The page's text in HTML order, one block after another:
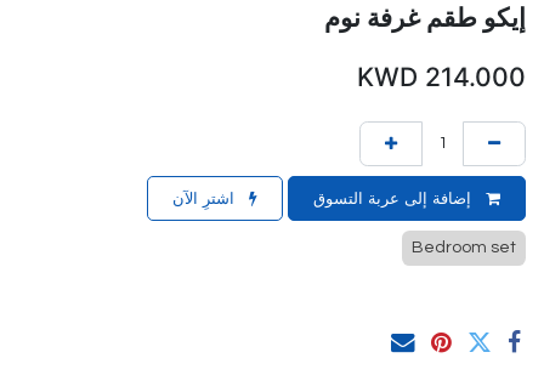
إيكو طقم غرفة نوم
214.000
إضافة إلى عربة التسوق اشترِ الآن
Bedroom set